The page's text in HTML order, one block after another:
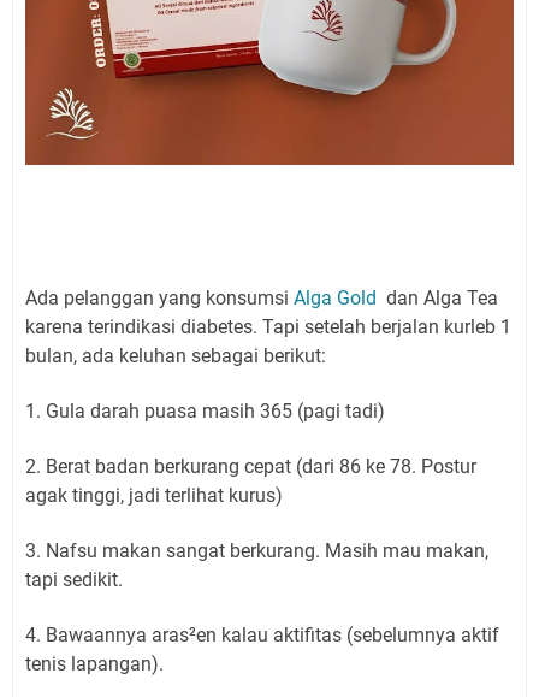
Ada pelanggan yang konsumsi Alga Gold dan Alga Tea
karena terindikasi diabetes. Tapi setelah berjalan kurleb 1
bulan, ada keluhan sebagai berikut:
1. Gula darah puasa masih 365 (pagi tadi)
2. Berat badan berkurang cepat (dari 86 ke 78. Postur
agak tinggi, jadi terlihat kurus)
3. Nafsu makan sangat berkurang. Masih mau makan,
tapi sedikit.
4. Bawaannya aras²en kalau aktifitas (sebelumnya aktif
tenis lapangan).